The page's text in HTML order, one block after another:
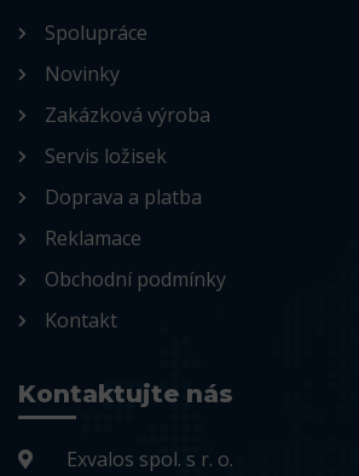
Spolupráce
Novinky
Zakázková výroba
Servis ložisek
Doprava a platba
Reklamace
Obchodní podmínky
Kontakt
Kontaktujte nás
Exvalos spol. s r. o.